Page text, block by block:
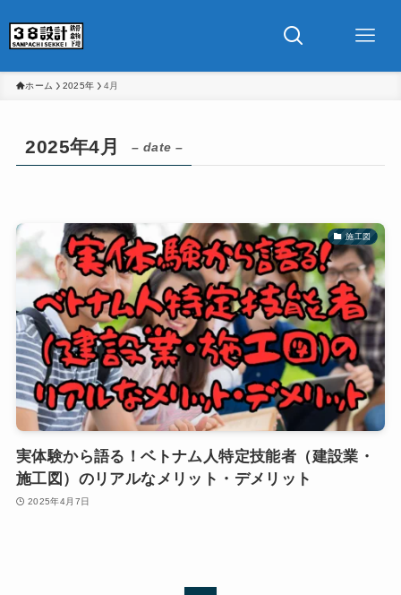
ホーム 2025年 4月
2025年4月 – date –
施工図
実体験から語る！ベトナム人特定技能者（建設業・
施工図）のリアルなメリット・デメリット
2025年4月7日